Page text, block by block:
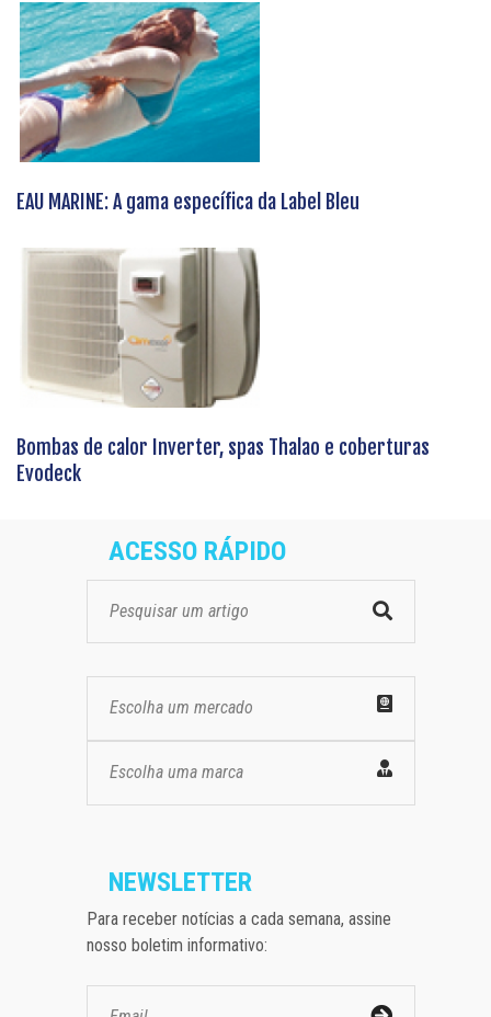
EAU MARINE: A gama específica da Label Bleu
Bombas de calor Inverter, spas Thalao e coberturas
Evodeck
ACESSO RÁPIDO
Escolha um mercado
Escolha uma marca
NEWSLETTER
Para receber notícias a cada semana, assine
nosso boletim informativo: